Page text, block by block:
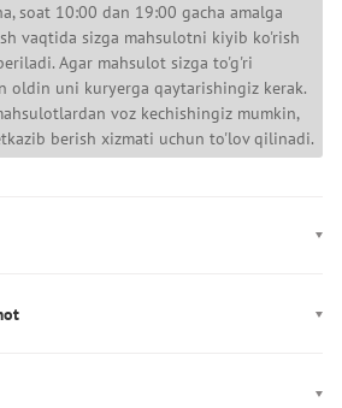
soat 10:00 dan 19:00 gacha amalga
vaqtida sizga mahsulotni kiyib ko'rish
Agar mahsulot sizga to'g'ri
oldin uni kuryerga qaytarishingiz kerak.
voz kechishingiz mumkin,
berish xizmati uchun to'lov qilinadi.